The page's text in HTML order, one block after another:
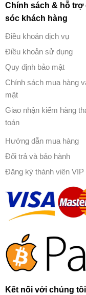
Chính sách & hỗ trợ
sóc khách hàng
Điều khoản dịch vụ
Điều khoản sử dụng
Quy định bảo mật
Chính sách mua hàng
mật
Giao nhận kiểm hàng
toán
Hướng dẫn mua hàng
Đổi trả và bảo hành
Đăng ký thành viên VIP
Kết nối với chúng tôi